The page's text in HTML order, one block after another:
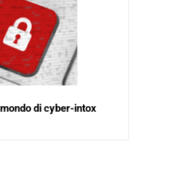
di cyber-intox